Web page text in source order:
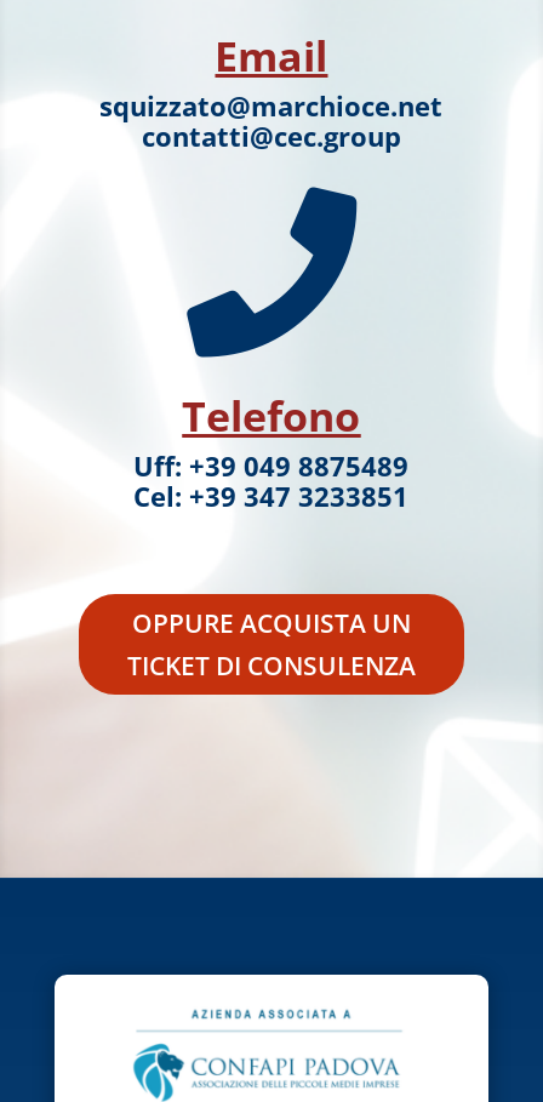
Email
squizzato@marchioce.net
contatti@cec.group

Telefono
Uff: +39 049 8875489
Cel: +39 347 3233851
OPPURE ACQUISTA UN
TICKET DI CONSULENZA